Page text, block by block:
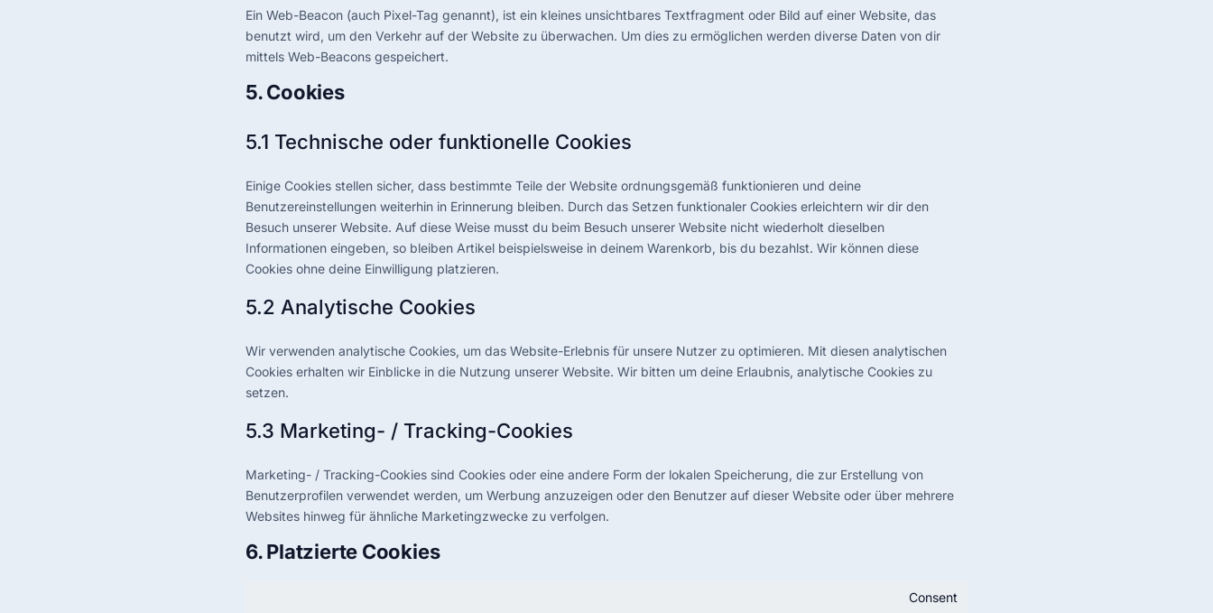
Ein Web-Beacon (auch Pixel-Tag genannt), ist ein kleines unsichtbares Textfragment oder Bild auf einer Website, das
benutzt wird, um den Verkehr auf der Website zu überwachen. Um dies zu ermöglichen werden diverse Daten von dir
mittels Web-Beacons gespeichert.
5. Cookies
5.1 Technische oder funktionelle Cookies
Einige Cookies stellen sicher, dass bestimmte Teile der Website ordnungsgemäß funktionieren und deine
Benutzereinstellungen weiterhin in Erinnerung bleiben. Durch das Setzen funktionaler Cookies erleichtern wir dir den
Besuch unserer Website. Auf diese Weise musst du beim Besuch unserer Website nicht wiederholt dieselben
Informationen eingeben, so bleiben Artikel beispielsweise in deinem Warenkorb, bis du bezahlst. Wir können diese
Cookies ohne deine Einwilligung platzieren.
5.2 Analytische Cookies
Wir verwenden analytische Cookies, um das Website-Erlebnis für unsere Nutzer zu optimieren. Mit diesen analytischen
Cookies erhalten wir Einblicke in die Nutzung unserer Website. Wir bitten um deine Erlaubnis, analytische Cookies zu
setzen.
5.3 Marketing- / Tracking-Cookies
Marketing- / Tracking-Cookies sind Cookies oder eine andere Form der lokalen Speicherung, die zur Erstellung von
Benutzerprofilen verwendet werden, um Werbung anzuzeigen oder den Benutzer auf dieser Website oder über mehrere
Websites hinweg für ähnliche Marketingzwecke zu verfolgen.
6. Platzierte Cookies
Consent